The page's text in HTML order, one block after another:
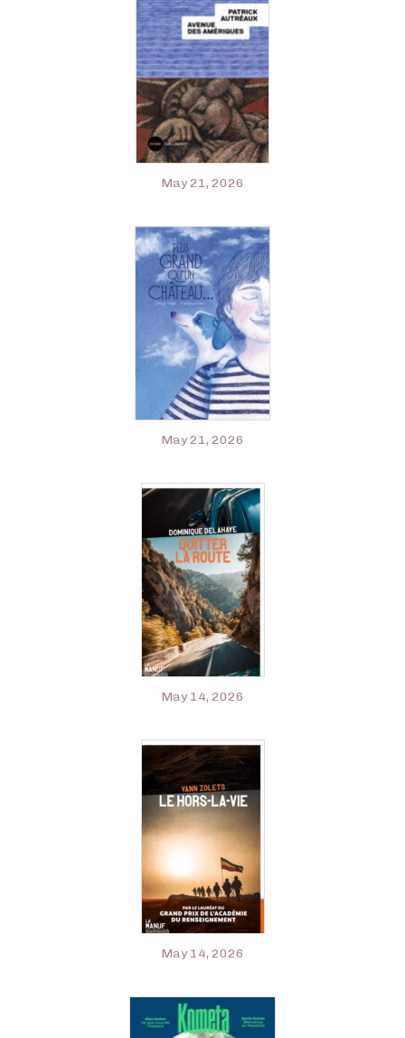
May 21, 2026
May 21, 2026
May 14, 2026
May 14, 2026